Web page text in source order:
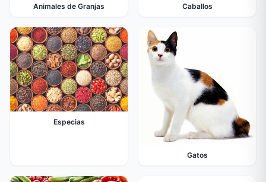
Animales de Granjas Caballos
Especias
Gatos